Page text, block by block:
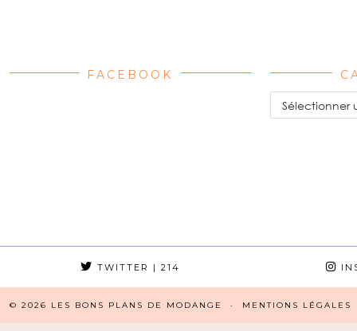
FACEBOOK
Catégories
TWITTER | 214
© 2026 LES BONS PLANS DE MODANGE MENTIONS LÉGALES